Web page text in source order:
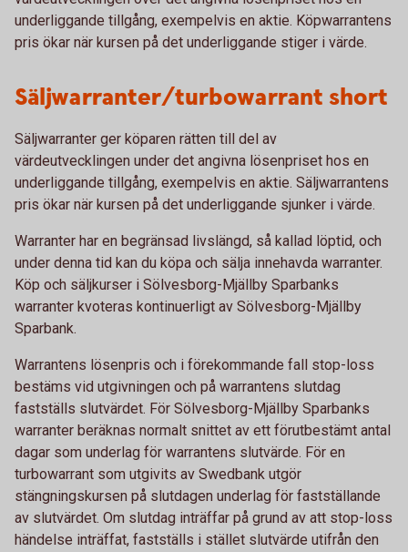
underliggande tillgång, exempelvis en aktie. Köpwarrantens
pris ökar när kursen på det underliggande stiger i värde.
Säljwarranter/turbowarrant short
Säljwarranter ger köparen rätten till del av
värdeutvecklingen under det angivna lösenpriset hos en
underliggande tillgång, exempelvis en aktie. Säljwarrantens
pris ökar när kursen på det underliggande sjunker i värde.
Warranter har en begränsad livslängd, så kallad löptid, och
under denna tid kan du köpa och sälja innehavda warranter.
Köp och säljkurser i Sölvesborg-Mjällby Sparbanks
warranter kvoteras kontinuerligt av Sölvesborg-Mjällby
Sparbank.
Warrantens lösenpris och i förekommande fall stop-loss
bestäms vid utgivningen och på warrantens slutdag
fastställs slutvärdet. För Sölvesborg-Mjällby Sparbanks
warranter beräknas normalt snittet av ett förutbestämt antal
dagar som underlag för warrantens slutvärde. För en
turbowarrant som utgivits av Swedbank utgör
stängningskursen på slutdagen underlag för fastställande
av slutvärdet. Om slutdag inträffar på grund av att stop-loss
händelse inträffat, fastställs i stället slutvärde utifrån den